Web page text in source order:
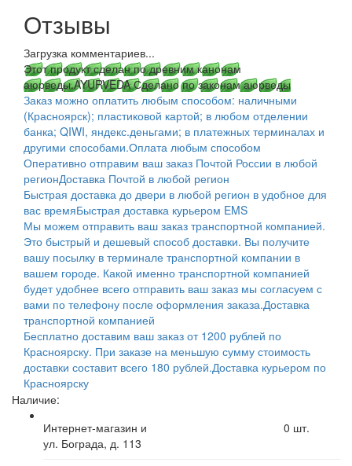
Отзывы
Загрузка комментариев...
Этот продукт сделан по древним канонам
аюрведы.AYURVEDA Сделано по законам аюрведы
Заказ можно оплатить любым способом: наличными
(Красноярск); пластиковой картой; в любом отделении
банка; QIWI, яндекс.деньгами; в платежных терминалах и
другими способами.Оплата любым способом
Оперативно отправим ваш заказ Почтой России в любой
регионДоставка Почтой в любой регион
Быстрая доставка до двери в любой регион в удобное для
вас времяБыстрая доставка курьером EMS
Мы можем отправить ваш заказ транспортной компанией.
Это быстрый и дешевый способ доставки. Вы получите
вашу посылку в терминале транспортной компании в
вашем городе. Какой именно транспортной компанией
будет удобнее всего отправить ваш заказ мы согласуем с
вами по телефону после оформления заказа.Доставка
транспортной компанией
Бесплатно доставим ваш заказ от 1200 рублей по
Красноярску. При заказе на меньшую сумму стоимость
доставки составит всего 180 рублей.Доставка курьером по
Красноярску
Наличие:
Интернет-магазин и
ул. Бограда, д. 113
0 шт.